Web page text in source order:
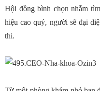
Hội đồng bình chọn nhằm
hiệu cao quý, người sẽ đại
thi.